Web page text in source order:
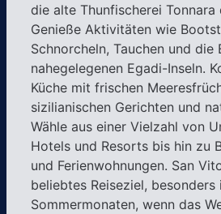
die alte Thunfischerei Tonnara
Genieße Aktivitäten wie
Schnorcheln, Tauchen und die
nahegelegenen Egadi-Inseln.
Küche mit frischen
sizilianischen Gerichten und
Wähle aus einer Vielzahl von
Hotels und Resorts bis hin zu
und Ferienwohnungen. San
beliebtes Reiseziel, besonders
Sommermonaten, wenn das